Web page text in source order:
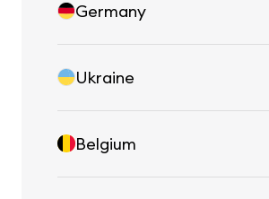
Germany
Ukraine
Belgium